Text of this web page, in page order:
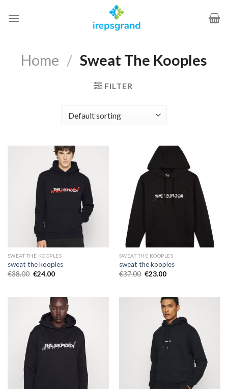
Home / Sweat The Kooples
FILTER
SWEAT THE KOOPLES
sweat the kooples
€38.00 €24.00
SWEAT THE KOOPLES
sweat the kooples
€37.00 €23.00